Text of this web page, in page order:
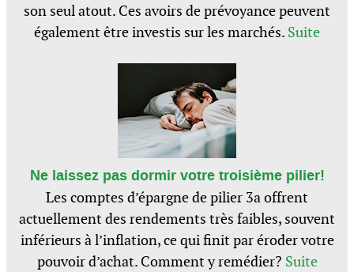
son seul atout. Ces avoirs de prévoyance peuvent
également être investis sur les marchés. Suite
Ne laissez pas dormir votre troisième pilier!
Les comptes d’épargne de pilier 3a offrent
actuellement des rendements très faibles, souvent
inférieurs à l’inflation, ce qui finit par éroder votre
pouvoir d’achat. Comment y remédier? Suite